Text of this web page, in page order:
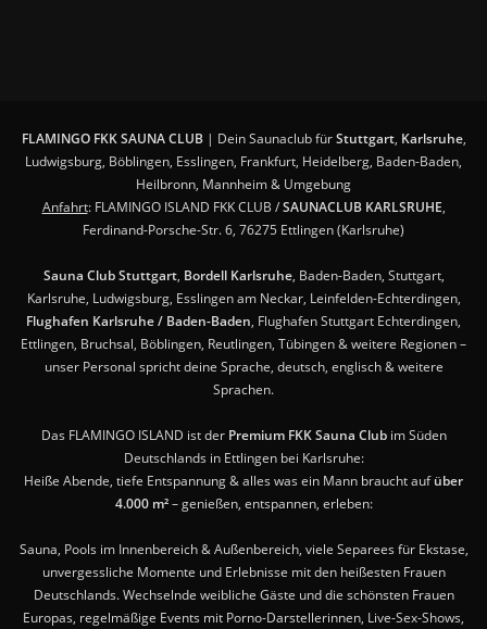
FLAMINGO FKK SAUNA CLUB| Dein Saunaclub fürStuttgart, Karlsruhe,
Ludwigsburg, Böblingen, Esslingen, Frankfurt, Heidelberg, Baden-Baden,
Heilbronn, Mannheim & Umgebung
Anfahrt: FLAMINGO ISLAND FKK CLUB /SAUNACLUB KARLSRUHE,
Ferdinand-Porsche-Str. 6, 76275 Ettlingen (Karlsruhe)
Sauna Club Stuttgart, Bordell Karlsruhe, Baden-Baden, Stuttgart,
Karlsruhe, Ludwigsburg, Esslingen am Neckar, Leinfelden-Echterdingen,
Flughafen Karlsruhe / Baden-Baden, Flughafen Stuttgart Echterdingen,
Ettlingen, Bruchsal, Böblingen, Reutlingen, Tübingen & weitere Regionen –
unser Personal spricht deine Sprache, deutsch, englisch & weitere
Sprachen.
Das FLAMINGO ISLAND ist der Premium FKK Sauna Clubim Süden
Deutschlands in Ettlingen bei Karlsruhe:
Heiße Abende, tiefe Entspannung & alles was ein Mann braucht aufüber
4.000 m²– genießen, entspannen, erleben:
Sauna, Pools im Innenbereich & Außenbereich, viele Separees für Ekstase,
unvergessliche Momente und Erlebnisse mit den heißesten Frauen
Deutschlands. Wechselnde weibliche Gäste und die schönsten Frauen
Europas, regelmäßige Events mit Porno-Darstellerinnen, Live-Sex-Shows,